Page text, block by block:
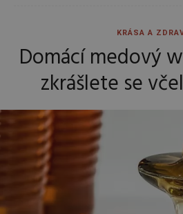
KRÁSA A
Domácí medový
zkrášlete se